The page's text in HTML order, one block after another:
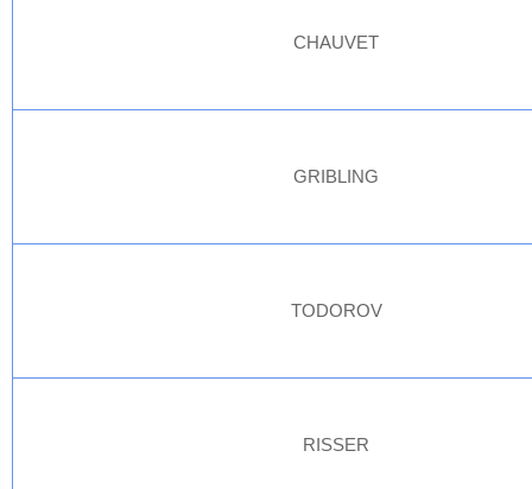
CHAUVET
GRIBLING
TODOROV
RISSER